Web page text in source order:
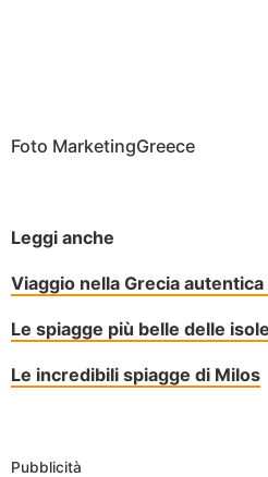
Foto MarketingGreece
Leggi anche
Viaggio nella Grecia
Le spiagge più belle delle
Le incredibili spiagge di Milos
Pubblicità